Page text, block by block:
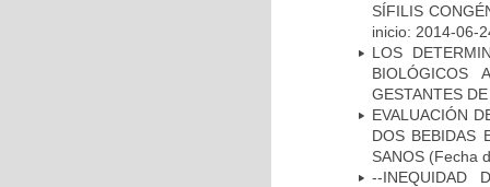
SÍFILIS
inicio: 2014-06-
LOS
BIOLÓGICOS
GESTANTES
EVALUACIÓN
DOS BEBIDAS
SANOS (Fecha
--INEQUIDAD